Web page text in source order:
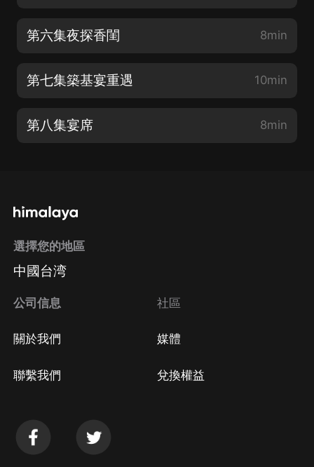
第六集夜探香閨 8min
第七集築基宴重遇 10min
第八集宴席 8min
選擇您的地區
中國台湾
公司信息
關於我們
聯繫我們
社區
媒體
兌換權益